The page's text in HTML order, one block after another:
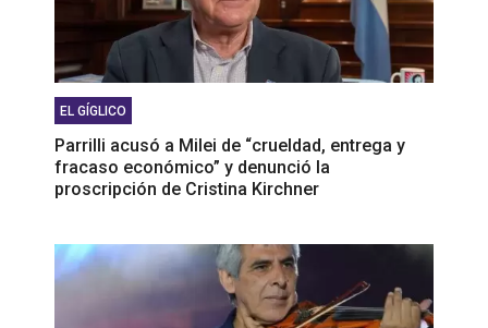
EL GÍGLICO
Parrilli acusó a Milei de “crueldad, entrega y
fracaso económico” y denunció la
proscripción de Cristina Kirchner